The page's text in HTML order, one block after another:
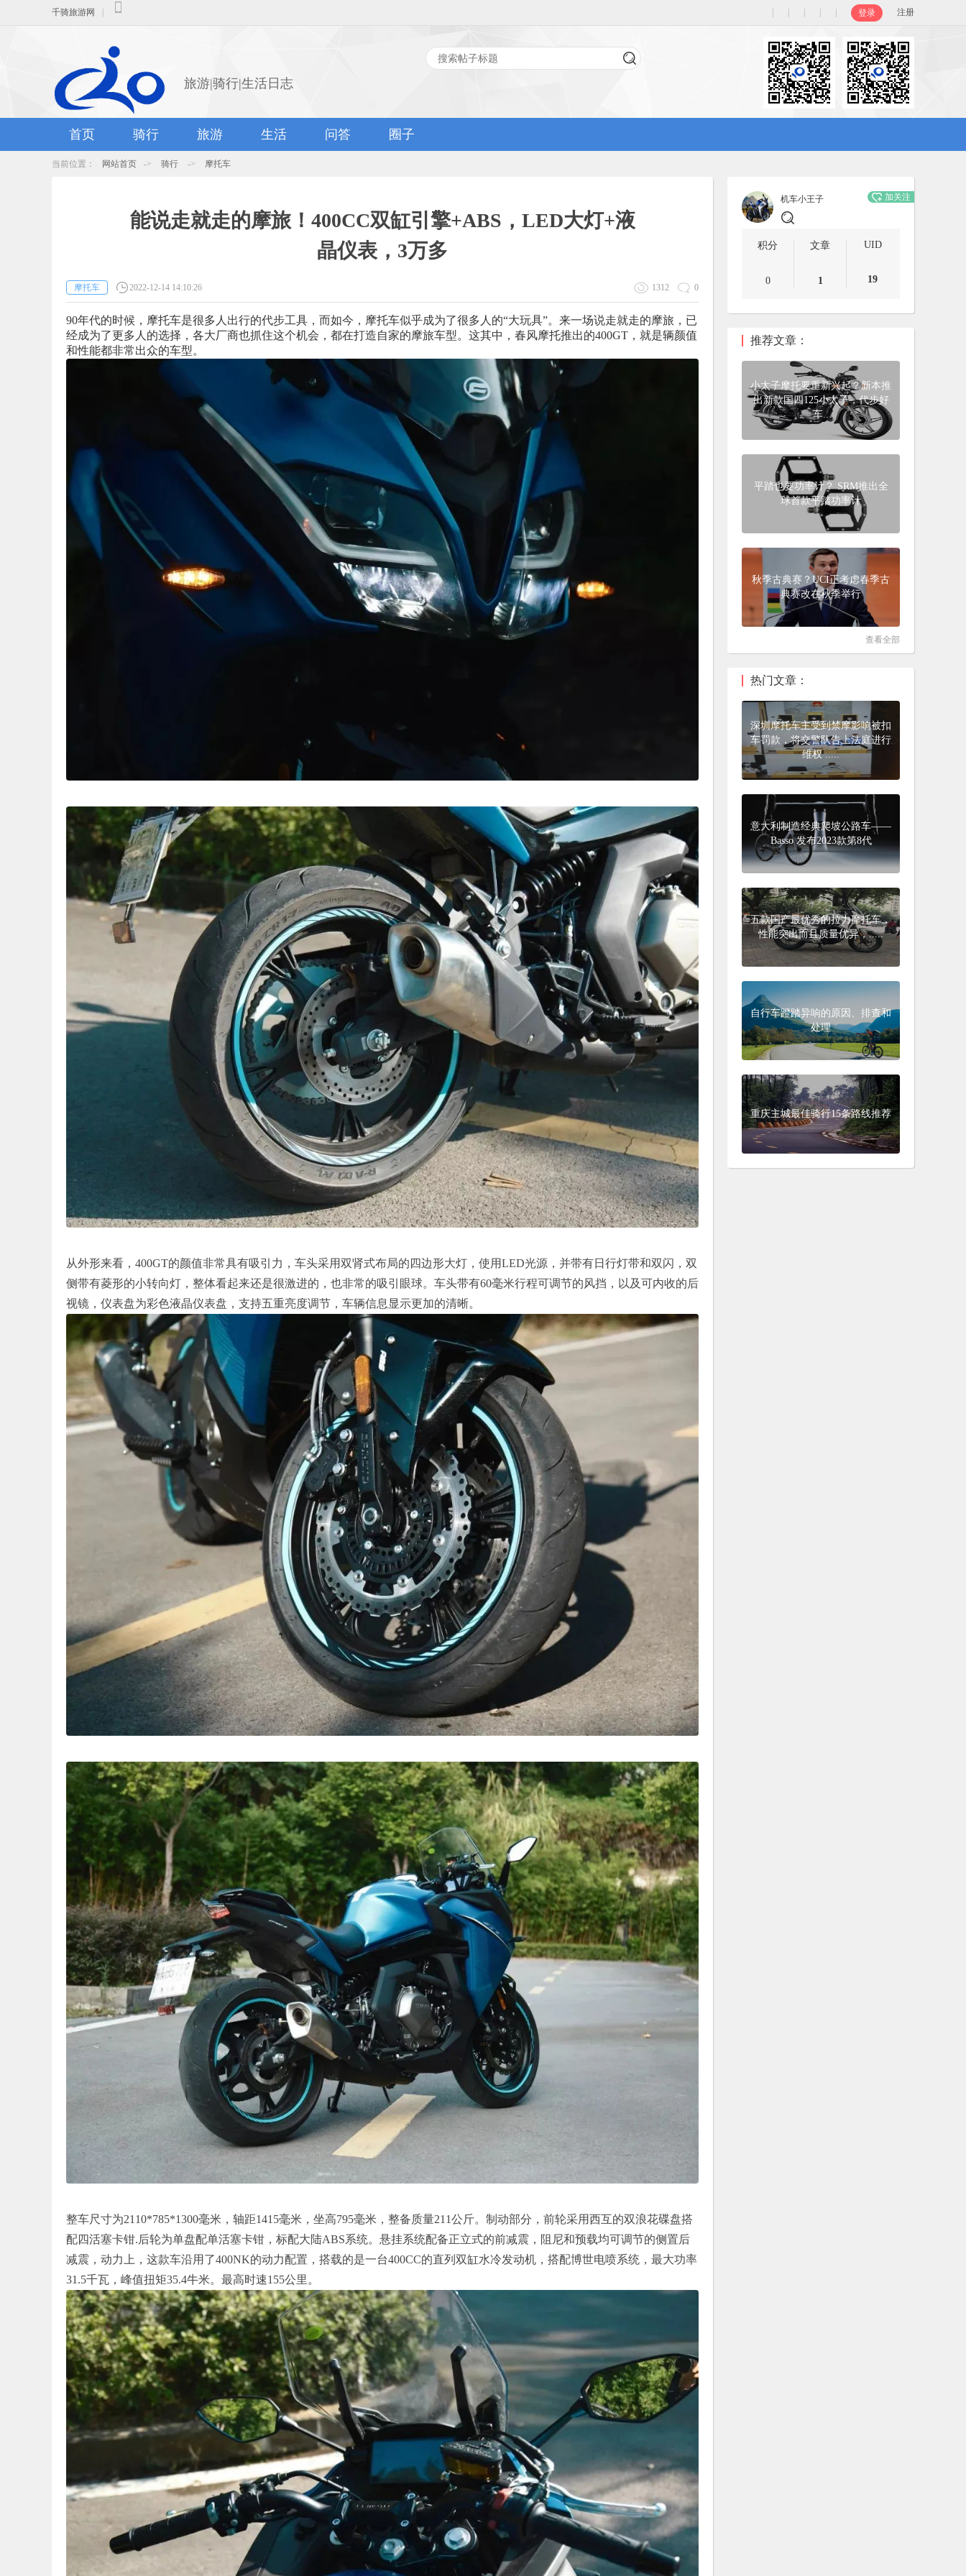
千骑旅游网 登录 注册
旅游|骑行|生活日志
首页 骑行 旅游 生活 问答 圈子
当前位置： 网站首页 -> 骑行 -> 摩托车
能说走就走的摩旅！400CC双缸引擎+ABS，LED大灯+液
晶仪表，3万多
摩托车 2022-12-14 14:10:26 1312 0
90年代的时候，摩托车是很多人出行的代步工具，而如今，摩托车似乎成为了很多人的“大玩具”。来一场说走就走的摩旅，已
经成为了更多人的选择，各大厂商也抓住这个机会，都在打造自家的摩旅车型。这其中，春风摩托推出的400GT，就是辆颜值
和性能都非常出众的车型。
从外形来看，400GT的颜值非常具有吸引力，车头采用双肾式布局的四边形大灯，使用LED光源，并带有日行灯带和双闪，双
侧带有菱形的小转向灯，整体看起来还是很激进的，也非常的吸引眼球。车头带有60毫米行程可调节的风挡，以及可内收的后
视镜，仪表盘为彩色液晶仪表盘，支持五重亮度调节，车辆信息显示更加的清晰。
整车尺寸为2110*785*1300毫米，轴距1415毫米，坐高795毫米，整备质量211公斤。制动部分，前轮采用西互的双浪花碟盘搭
配四活塞卡钳.后轮为单盘配单活塞卡钳，标配大陆ABS系统。悬挂系统配备正立式的前减震，阻尼和预载均可调节的侧置后
减震，动力上，这款车沿用了400NK的动力配置，搭载的是一台400CC的直列双缸水冷发动机，搭配博世电喷系统，最大功率
31.5千瓦，峰值扭矩35.4牛米。最高时速155公里。
机车小王子 加关注
积分
0
文章
1
UID
19
推荐文章：
小太子摩托要重新兴起？新本推
出新款国四125小太子，代步好
车..
平踏也要功率计？ SRM推出全
球首款平踏功率计
秋季古典赛？UCI正考虑春季古
典赛改在秋季举行
查看全部
热门文章：
深圳摩托车主受到禁摩影响被扣
车罚款，将交警队告上法庭进行
维权 .....
意大利制造经典爬坡公路车——
Basso 发布2023款第8代
五款国产最优秀的拉力摩托车，
性能突出而且质量优异，.....
自行车蹬踏异响的原因、排查和
处理
重庆主城最佳骑行15条路线推荐